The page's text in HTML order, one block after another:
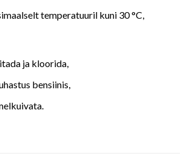
temperatuuril kuni 30 °C,
ja kloorida,
bensiinis,